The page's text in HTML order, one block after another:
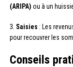
(ARIPA) ou à un
3. Saisies : Les
pour recouvrer les
Conseils